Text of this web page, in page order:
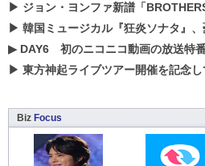
▶ ジョン・ヨンファ新譜「BROTHERS」にち
▶ 韓国ミュージカル『狂炎ソナタ』、憂いある​ビジュアル初公開!!
▶ DAY6 初のニコニコ動画の放送特番!「DAY6 JAPAN 1st ALBUM「
▶ 東方神起ライブツアー開催を記念して札幌
Biz Focus